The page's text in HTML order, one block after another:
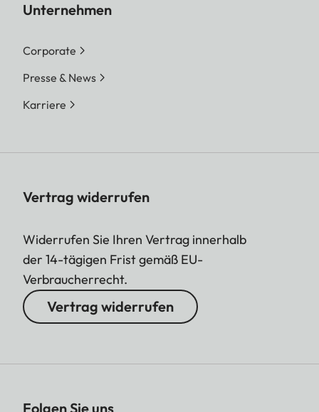
Unternehmen
Corporate
Presse & News
Karriere
Vertrag widerrufen
Widerrufen Sie Ihren Vertrag innerhalb
der 14-tägigen Frist gemäß EU-
Verbraucherrecht.
Vertrag widerrufen
Folgen Sie uns